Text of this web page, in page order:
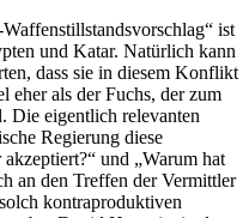
ist
und Katar. Natürlich kann
dass sie in diesem Konflikt
eher als der Fuchs, der zum
Die eigentlich relevanten
Regierung diese
und „Warum hat
an den Treffen der Vermittler
kontraproduktiven